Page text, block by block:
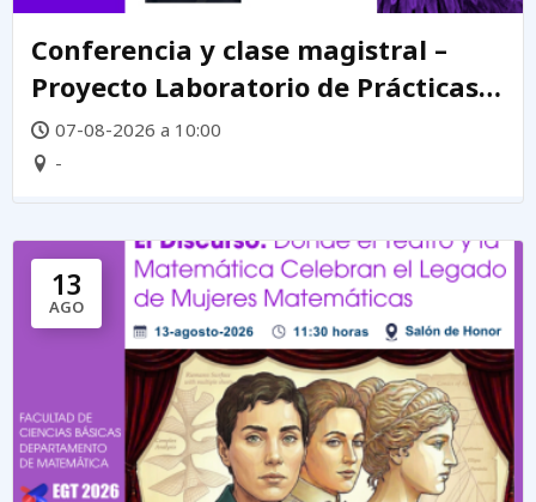
Conferencia y clase magistral –
Proyecto Laboratorio de Prácticas
Creativas DEMUS
07-08-2026 a 10:00
-
13
AGO